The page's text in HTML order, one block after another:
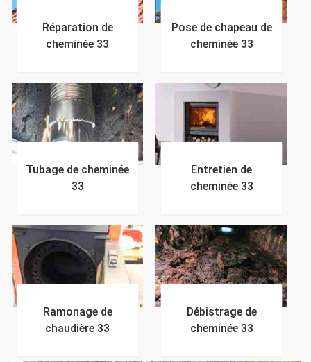
Réparation de
cheminée 33
Pose de chapeau de
cheminée 33
Tubage de cheminée
33
Entretien de
cheminée 33
Ramonage de
chaudière 33
Débistrage de
cheminée 33